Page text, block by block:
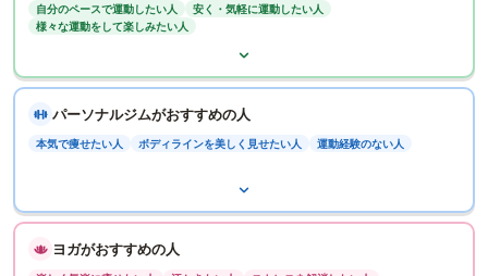
自分のペースで運動したい人
安く・気軽に運動したい人
様々な運動をして楽しみたい人
パーソナルジムがおすすめの人
本気で痩せたい人 ボディラインを美しく見せたい人 運動経験のない人
ヨガがおすすめの人